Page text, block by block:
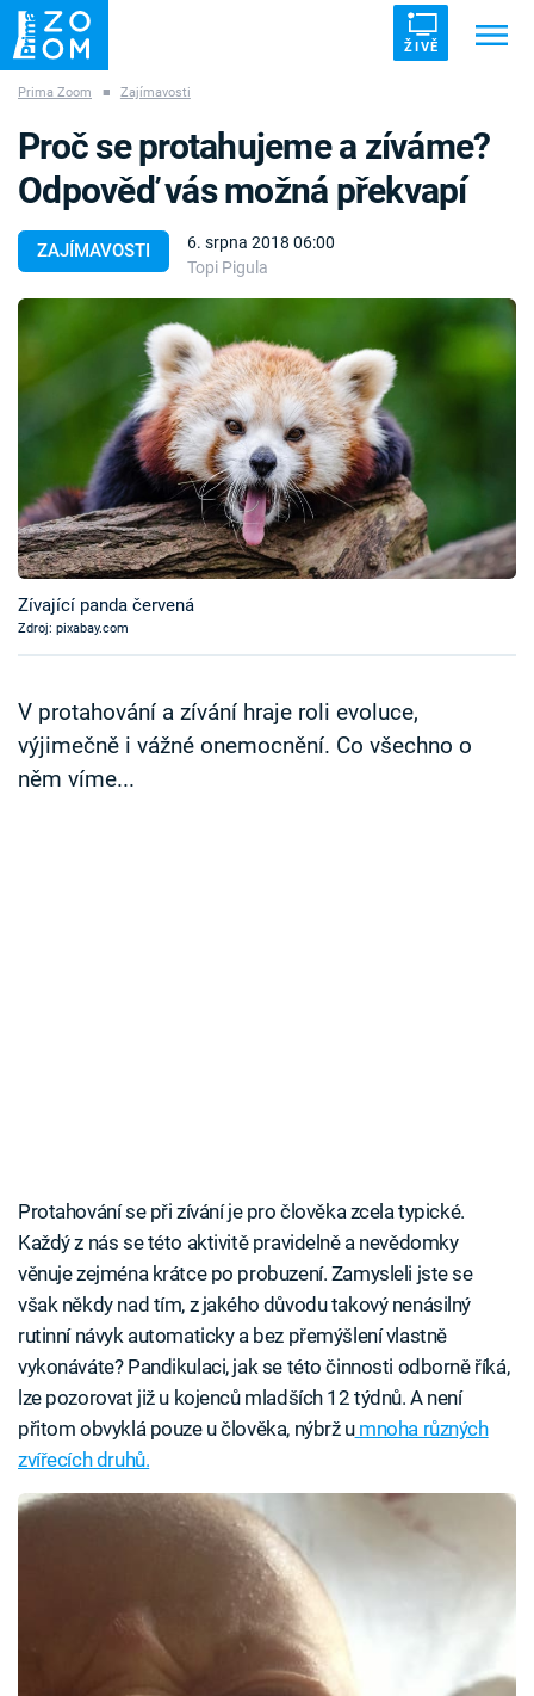
ŽIVĚ
ZÁHADY VETŘELCI DÁVNOVĚKU
Témata
Témata
Pořady
TV Program
Časopis
Sledujte prima+
Sledujte nás
Prima Zoom ■ Zajímavosti
ZAJÍMAVOSTI
6. srpna 2018 06:00
Topi Pigula
Proč se protahujeme a zíváme?
Odpověď vás možná překvapí
Zívající panda červená
Zdroj: pixabay.com
V protahování a zívání hraje roli evoluce,
výjimečně i vážné onemocnění. Co všechno o
něm víme...
Protahování se při zívání je pro člověka zcela typické.
Každý z nás se této aktivitě pravidelně a nevědomky
věnuje zejména krátce po probuzení. Zamysleli jste se
však někdy nad tím, z jakého důvodu takový nenásilný
rutinní návyk automaticky a bez přemýšlení vlastně
vykonáváte? Pandikulaci, jak se této činnosti odborně říká,
lze pozorovat již u kojenců mladších 12 týdnů. A není
přitom obvyklá pouze u člověka, nýbrž umnoha různých
zvířecích druhů.